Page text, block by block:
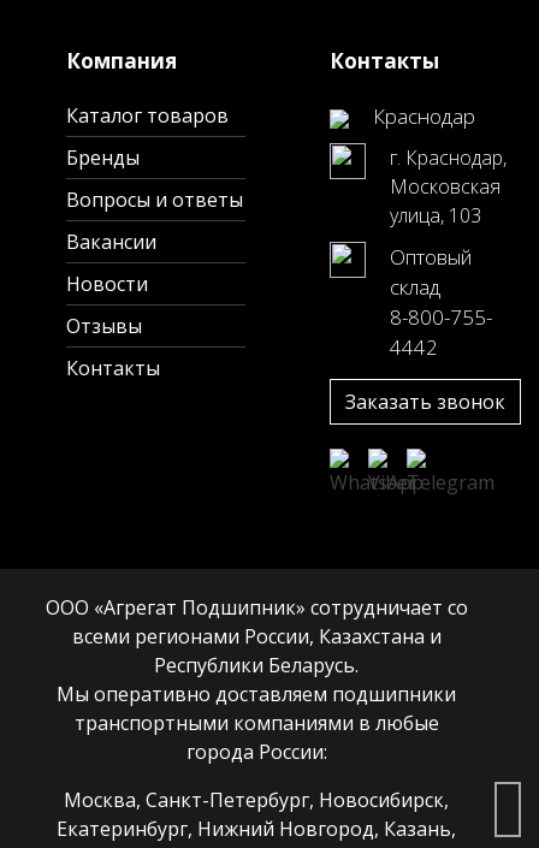
Компания
Каталог товаров
Бренды
Вопросы и ответы
Вакансии
Новости
Отзывы
Контакты
Контакты
Краснодар
г. Краснодар,
Московская
улица, 103
Оптовый
склад
8-800-755-
4442
Заказать звонок
ООО «Агрегат Подшипник» сотрудничает со
всеми регионами России, Казахстана и
Республики Беларусь.
Мы оперативно доставляем подшипники
транспортными компаниями в любые
города России:
Москва, Санкт-Петербург, Новосибирск,
Екатеринбург, Нижний Новгород, Казань,